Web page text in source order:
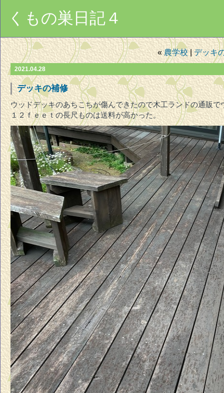
くもの巣日記４
«農学校|デッキ
2021.04.28
デッキの補修
ウッドデッキのあちこちが傷んできたので木工ランドの通販
１２ｆｅｅｔの長尺ものは送料が高かった。